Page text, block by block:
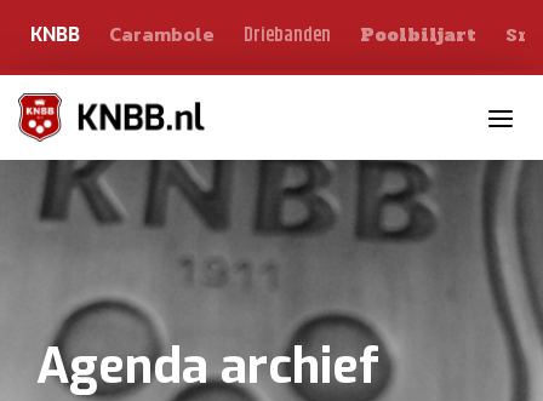
KNBB Carambole Driebanden Poolbiljart
Agenda archief